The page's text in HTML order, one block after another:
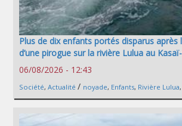
Plus de dix enfants portés disparus après
d’une pirogue sur la rivière Lulua au
06/08/2026 - 12:43
Société, Actualité / noyade, Enfants, Rivière Lulua,